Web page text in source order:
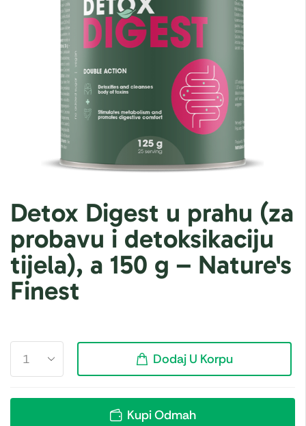
Detox Digest u prahu (za
probavu i detoksikaciju
tijela), a 150 g – Nature's
Finest
Dodaj U Korpu
Kupi Odmah